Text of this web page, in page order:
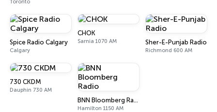
Toronto
Spice Radio Calgary
Calgary
CHOK
Sarnia 1070 AM Sher-E-Punjab Radio
Richmond 600 AM
730 CKDM
Dauphin 730 AM
BNN Bloomberg Radio
Hamilton 1150 AM